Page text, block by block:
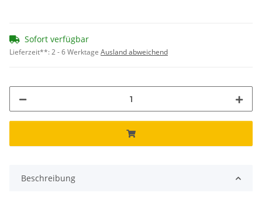
Sofort verfügbar
Lieferzeit**:2 - 6 Werktage Ausland abweichend
Beschreibung